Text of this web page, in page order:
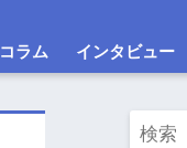
コラム インタビュー